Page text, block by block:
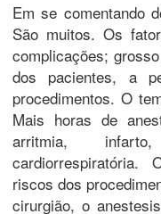
Em se comentando
São muitos. Os
complicações;
dos pacientes, a
procedimentos. O
Mais horas de
arritmia,
cardiorrespiratória.
riscos dos
cirurgião, o